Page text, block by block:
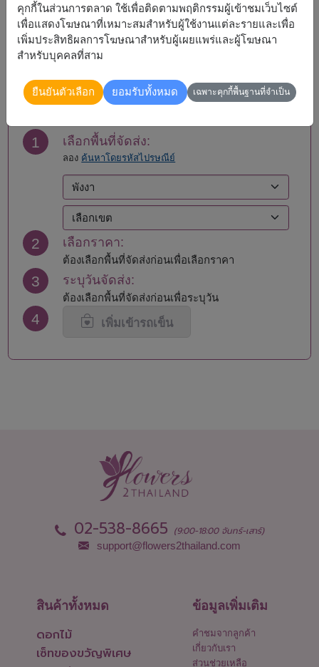
จันทบุรี
ฉะเชิงเทรา
ชลบุรี - พัทยา
ชัยนาท
เชียงราย
เชียงใหม่
ตาก
นครนายก
นครปฐม
นครพนม
นครราชสีมา
นครศรีธรรมราช
นครสวรรค์
นนทบุรี
น่าน
ปทุมธานี
ประจวบคีรีขันธ์
ปราจีนบุรี
ภูเก็ต
ร้อยเอ็ด
ระยอง
ลำปาง
สงขลา
สุพรรณบุรี
สุรินทร์
อ่างทอง
สั่งซื้อ
1 เลือกพื้นที่จัดส่ง:
ลอง ค้นหาโดยรหัสไปรษณีย์
2 เลือกราคา:
ต้องเลือกพื้นที่จัดส่งก่อนเพื่อเลือกราคา
3 ระบุวันจัดส่ง:
ต้องเลือกพื้นที่จัดส่งก่อนเพื่อระบุวัน
4 เพิ่มเข้ารถเข็น
02-538-8665 (9:00-18:00 จันทร์-เสาร์)
support@flowers2thailand.com
สินค้าทั้งหมด
ดอกไม้
เซ็ทของขวัญพิเศษ
ข้อมูลเพิ่มเติม
คำชมจากลูกค้า
เกี่ยวกับเรา
ส่วนช่วยเหลือ
คุกกี้ในส่วนการตลาด ใช้เพื่อติดตามพฤติกรรมผู้เข้าชมเว็บไซต์
เพื่อแสดงโฆษณาที่เหมาะสมสำหรับผู้ใช้งานแต่ละรายและเพื่อ
เพิ่มประสิทธิผลการโฆษณาสำหรับผู้เผยแพร่และผู้โฆษณา
สำหรับบุคคลที่สาม
ยืนยันตัวเลือก ยอมรับทั้งหมด เฉพาะคุกกี้พื้นฐานที่จำเป็น